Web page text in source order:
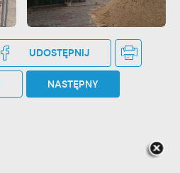
UDOSTĘPNIJ
NASTĘPNY